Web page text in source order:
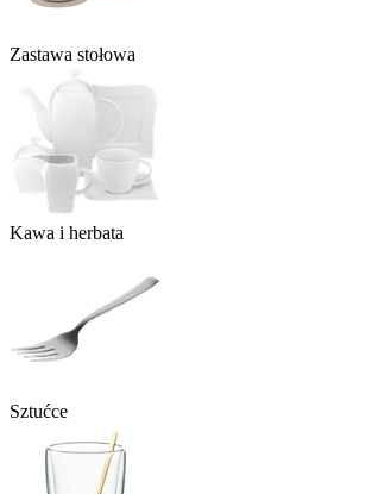
Zastawa stołowa
Kawa i herbata
Sztućce